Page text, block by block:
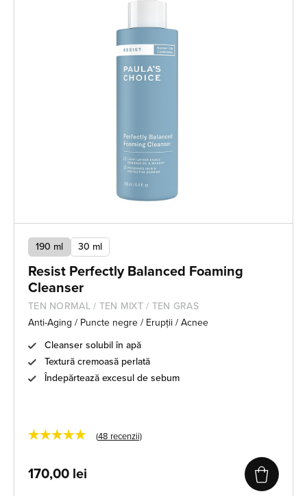
190 ml 30 ml
Resist Perfectly Balanced Foaming
Cleanser
TEN NORMAL / TEN MIXT / TEN GRAS
Anti-Aging / Puncte negre / Erupții / Acnee
Cleanser solubil în apă
Textură cremoasă perlată
Îndepărtează excesul de sebum
★★★★★ (48 recenzii)
170,00 lei